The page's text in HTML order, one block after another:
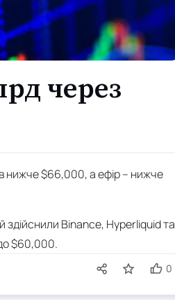
через
нижче $66,000, а ефір – нижче
здійснили Binance, Hyperliquid та
$60,000.
0